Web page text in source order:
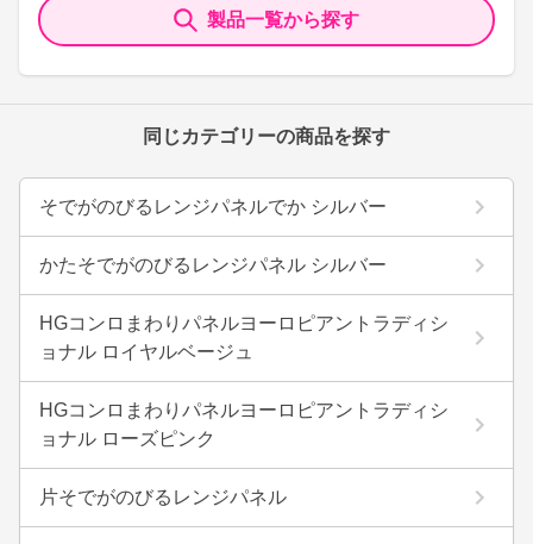
製品一覧から探す
同じカテゴリーの商品を探す
そでがのびるレンジパネルでか シルバー
かたそでがのびるレンジパネル シルバー
HGコンロまわりパネルヨーロピアントラディシ
ョナル ロイヤルベージュ
HGコンロまわりパネルヨーロピアントラディシ
ョナル ローズピンク
片そでがのびるレンジパネル